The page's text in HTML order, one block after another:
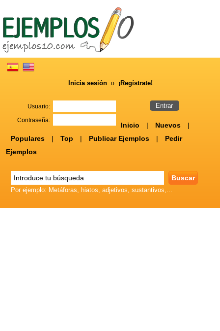
Inicia sesión o ¡Regístrate!
Usuario:
Contraseña:
Inicio | Nuevos
|
Populares
| Top | Publicar Ejemplos |
Pedir
Ejemplos
Por ejemplo: Metáforas, hiatos, adjetivos, sustantivos,...